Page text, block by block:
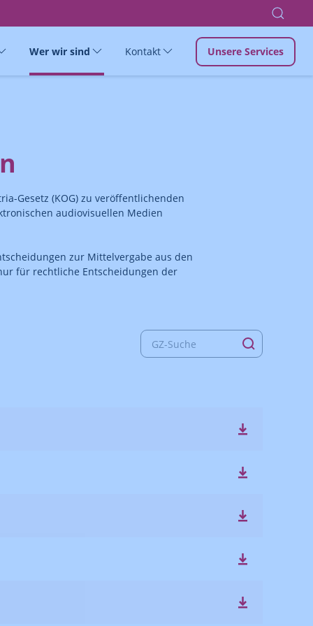
Wer wir sind Kontakt Unsere Services
Gesetz (KOG) zu veröffentlichenden
audiovisuellen Medien
zur Mittelvergabe aus den
für rechtliche Entscheidungen der